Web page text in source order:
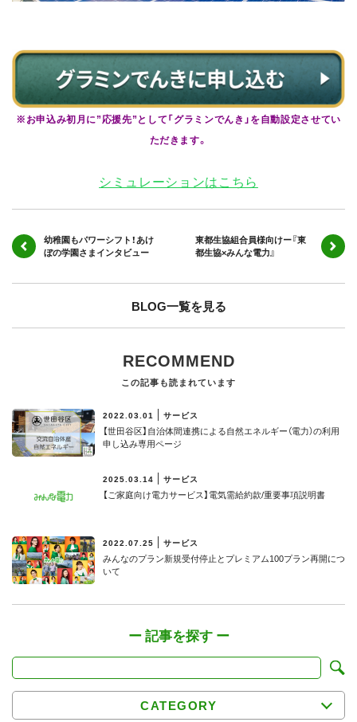
※お申込み初月に”応援先”として「グラミンでんき」を自動設定させてい
ただきます。
シミュレーションはこちら
幼稚園もパワーシフト！あけ
ぼの学園さまインタビュー
東都生協組合員様向けー『東
都生協×みんな電力』
BLOG一覧を見る
RECOMMEND
この記事も読まれています
2022.03.01 サービス
【世田谷区】⾃治体間連携による⾃然エネルギー（電⼒）の利⽤
申し込み専用ページ
2025.03.14 サービス
【ご家庭向け電力サービス】電気需給約款/重要事項説明書
2022.07.25 サービス
みんなのプラン新規受付停止とプレミアム100プラン再開につ
いて
CATEGORY